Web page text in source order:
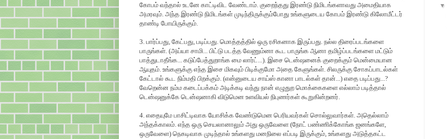
கோபம் வந்தால் உடனே காட்டிவிட வேண்டாம். குறைந்தது இரண்டு நிமிடங்களாவது அமைதியாக
அமரவும். அந்த இரண்டு நிமிடங்கள் முடிந்திருக்கும்போது உங்களுடைய கோபம் இரண்டு கிலோமீட்டர்
தாண்டி போயிருக்கும்.
3. பார்ப்பது, கேட்பது, படிப்பது. மொத்தத்தில் ஒரு ரசிகனாக இருப்பது. நல்ல திரைப்படங்களை
பாருங்கள். (அய்யா சாமி... பிட்டு படத்த வேணும்னா கூட பாருங்க ஆனா தமிழ்ப்படங்களை மட்டும்
பாத்துடாதீங்க... கடுப்பேத்துறாங்க மை லார்ட்...). இசை டென்ஷனைக் குறைக்கும் மென்மையான
ஆயுதம். உங்களுக்கு எந்த இசை மிகவும் பிடிக்குமோ அதை கேளுங்கள். சிலருக்கு சோகப்பாடல்கள்
கேட்டால் கூட நிம்மதி பிறக்கும். (என்னுடைய சாய்ஸ் கானா பாடல்கள் தான்...) எதை படிப்பது...?
வேறென்ன நம்ம கடைப்பக்கம் அடிக்கடி வந்து நான் எழுதுற மொக்கைகளை எல்லாம் படித்தால்
டென்ஷனுக்கே டென்ஷனாகி விடுமென உளவியல் நிபுணர்கள் கூறுகின்றனர்.
4. எதையுமே பாசிட்டிவாக யோசிக்க வேண்டுமென பெரியவர்கள் சொல்லுவார்கள். அதெல்லாம்
அந்தக்காலம். எந்த ஒரு செயலானாலும் அது ஒருவேளை (நோட் பண்ணிக்கோங்க ஜனங்களே,
ஒருவேளை) நெகடிவாக முடிந்தால் உங்களது மனநிலை எப்படி இருக்கும், உங்களது அடுத்தகட்ட
▼